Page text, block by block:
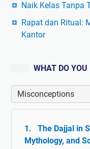
Naik Kelas Tanpa
Rapat dan Ritual:
Kantor
WHAT DO YOU
The Dajjal in
Mythology, and